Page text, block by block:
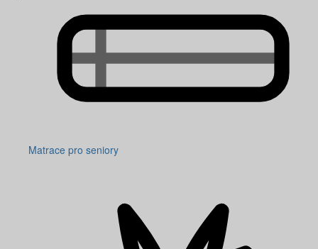
Matrace pro seniory